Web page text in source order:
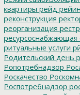
квартиры рейд
реконструкция
реорганизация
ресурсоснабжающая
ритуальные услуги
Родительский день
Ропотребнадзор
Роскачество
Роспотребнадзор